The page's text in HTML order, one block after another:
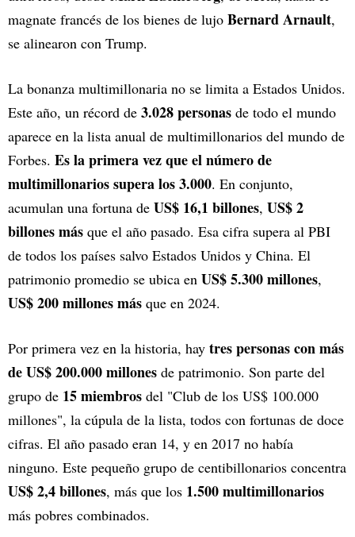
magnate francés de los bienes de lujo Bernard Arnault,
se alinearon con Trump.
La bonanza multimillonaria no se limita a Estados Unidos.
Este año, un récord de 3.028 personas de todo el mundo
aparece en la lista anual de multimillonarios del mundo de
Forbes. Es la primera vez que el número de
multimillonarios supera los 3.000. En conjunto,
acumulan una fortuna de US$ 16,1 billones, US$ 2
billones más que el año pasado. Esa cifra supera al PBI
de todos los países salvo Estados Unidos y China. El
patrimonio promedio se ubica en US$ 5.300 millones,
US$ 200 millones más que en 2024.
Por primera vez en la historia, hay tres personas con más
de US$ 200.000 millones de patrimonio. Son parte del
grupo de 15 miembros del "Club de los US$ 100.000
millones", la cúpula de la lista, todos con fortunas de doce
cifras. El año pasado eran 14, y en 2017 no había
ninguno. Este pequeño grupo de centibillonarios concentra
US$ 2,4 billones, más que los 1.500 multimillonarios
más pobres combinados.